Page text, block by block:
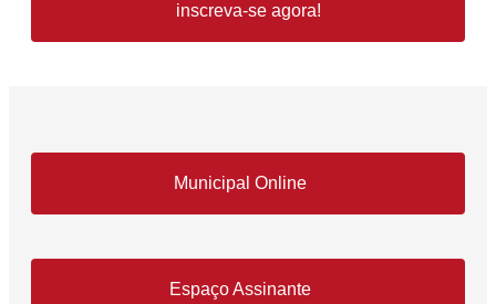
inscreva-se agora!
Municipal Online
Espaço Assinante